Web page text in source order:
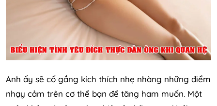
Anh ấy sẽ cố gắng kích thích nhẹ nhàng những điểm
nhạy cảm trên cơ thể bạn để tăng ham muốn. Một